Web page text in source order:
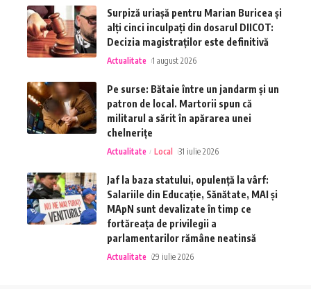
Surpiză uriașă pentru Marian Buricea și
alți cinci inculpați din dosarul DIICOT:
Decizia magistraților este definitivă
Actualitate 1 august 2026
Pe surse: Bătaie între un jandarm și un
patron de local. Martorii spun că
militarul a sărit în apărarea unei
chelnerițe
Actualitate Local 31 iulie 2026
Jaf la baza statului, opulență la vârf:
Salariile din Educație, Sănătate, MAI și
MApN sunt devalizate în timp ce
fortăreața de privilegii a
parlamentarilor rămâne neatinsă
Actualitate 29 iulie 2026